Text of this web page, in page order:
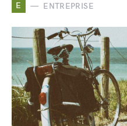
E ENTREPRISE